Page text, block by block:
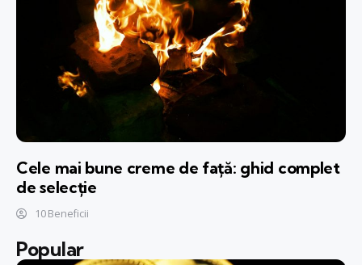
Cele mai bune creme de față: ghid complet
de selecție
10 Beneficii
Popular